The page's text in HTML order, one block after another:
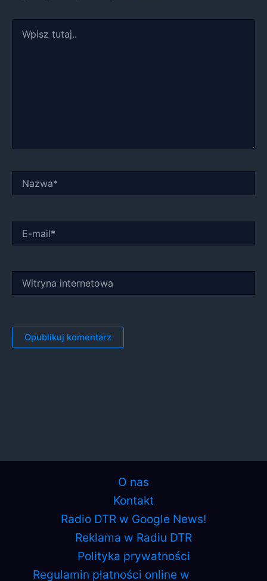
tutaj..
mail*
internetowa
O nas
Kontakt
Radio DTR w Google News!
Reklama w Radiu DTR
Polityka prywatności
Regulamin płatności online w